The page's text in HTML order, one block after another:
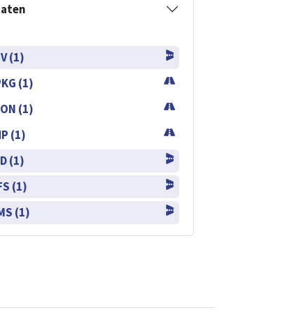
(1)
(1)
(1)
(1)
(1)
(1)
(1)